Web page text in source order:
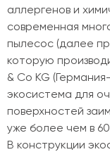
аллергенов и
современная
пылесос (далее
которую
& Co KG
экосистема для
поверхностей
уже более чем в
В конструкции